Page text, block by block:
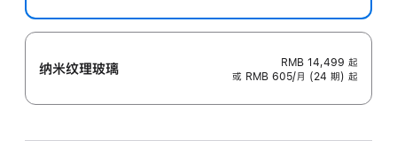
纳米纹理玻璃 RMB 14,499 起
或 RMB 605/月 (24 期) 起